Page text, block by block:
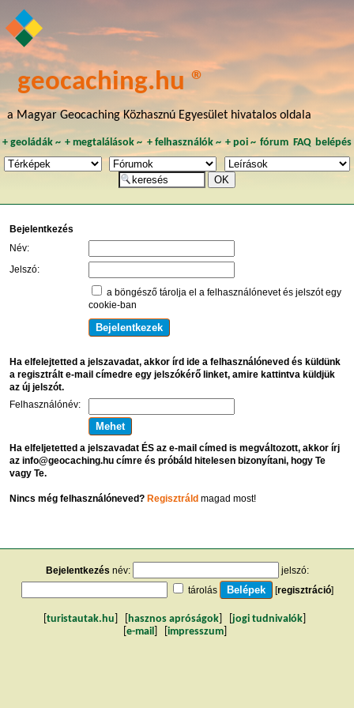
geocaching.hu ®
a Magyar Geocaching Közhasznú Egyesület hivatalos oldala
+ geoládák~ +megtalálások ~ + felhasználók~ + poi~ fórum FAQ belépés
Bejelentkezés
Név:
Jelszó:
a böngésző tárolja el a felhasználónevet és jelszót egy
cookie-ban
Ha elfelejtetted a jelszavadat, akkor írd ide a felhasználóneved és küldünk
a regisztrált e-mail címedre egy jelszókérő linket, amire kattintva küldjük
az új jelszót.
Felhasználónév:
Ha elfeljetetted a jelszavadat ÉS az e-mail címed is megváltozott, akkor írj
az info@geocaching.hu címre és próbáld hitelesen bizonyítani, hogy Te
vagy Te.
Nincs még felhasználóneved? Regisztráldmagad most!
Bejelentkezés név:
jelszó:
tárolás
[regisztráció]
turistautak.hu hasznos apróságok jogi tudnivalók
e-mail impresszum]